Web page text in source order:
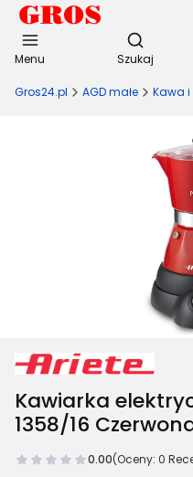
Menu
Otwórz
Szukaj
Gros24.pl AGD małe Kawa
Kawiarka
1358/16
0.00(Oceny: 0